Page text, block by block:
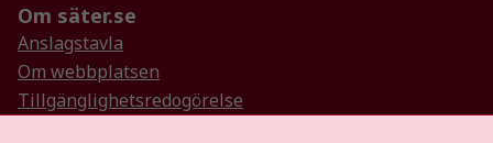
Om säter.se
Anslagstavla
Om webbplatsen
Tillgänglighetsredogörelse
att försvinna